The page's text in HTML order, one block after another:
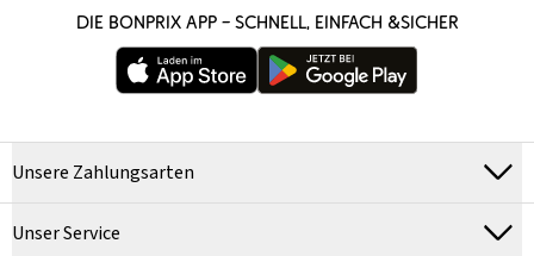
DIE BONPRIX APP – SCHNELL, EINFACH &SICHER
Unsere Zahlungsarten
Unser Service